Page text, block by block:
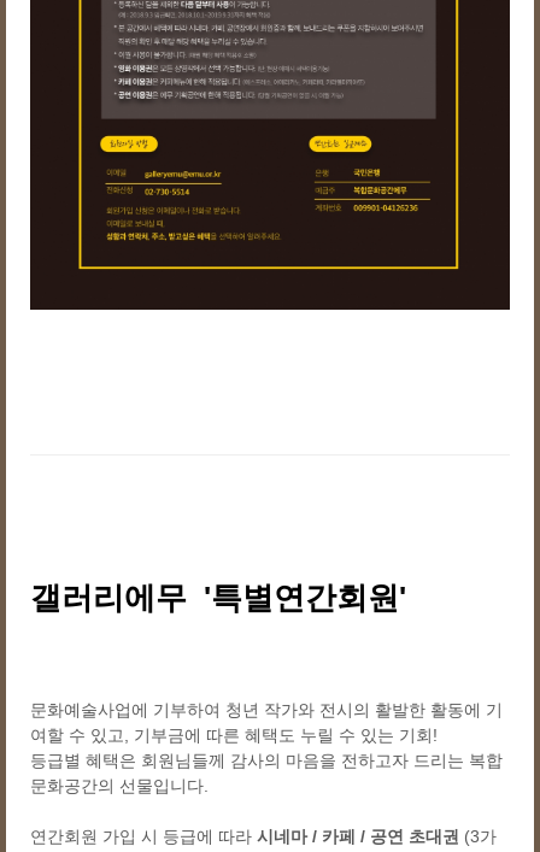
갤러리에무 '특별연간회원'
문화예술사업에 기부하여 청년 작가와 전시의 활발한 활동에 기
여할 수 있고, 기부금에 따른 혜택도 누릴 수 있는 기회!
등급별 혜택은 회원님들께 감사의 마음을 전하고자 드리는 복합
문화공간의 선물입니다.
연간회원 가입 시 등급에 따라 시네마 / 카페 / 공연 초대권 (3가